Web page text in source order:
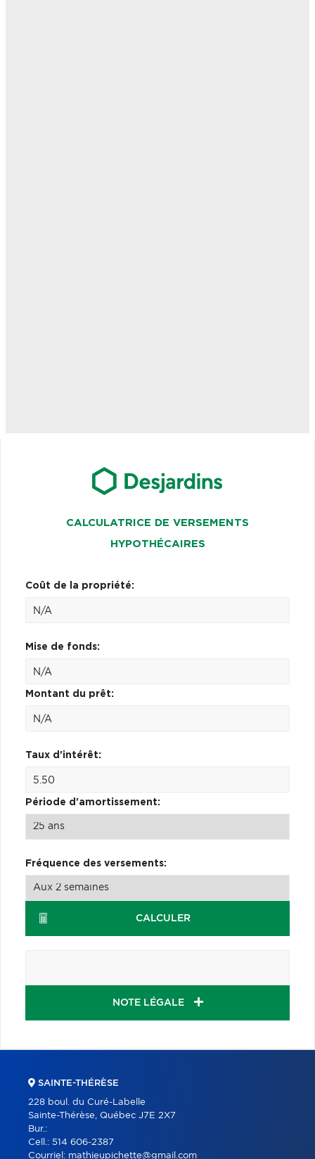
CALCULATRICE DE VERSEMENTS
HYPOTHÉCAIRES
Coût de la propriété:
Mise de fonds:
Montant du prêt:
Taux d'intérêt:
Période d'amortissement:
Fréquence des versements:
CALCULER
NOTE LÉGALE
SAINTE-THÉRÈSE
228 boul. du Curé-Labelle
Sainte-Thérèse, Québec J7E 2X7
Bur.:
Cell.: 514 606-2387
Courriel: mathieupichette@gmail.com